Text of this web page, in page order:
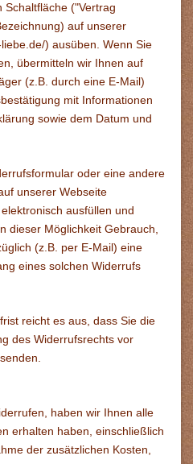
("Vertrag
auf unserer
) ausüben. Wenn Sie
übermitteln wir Ihnen auf
(z.B. durch eine E-Mail)
mit Informationen
sowie dem Datum und
oder eine andere
unserer Webseite
ausfüllen und
dieser Möglichkeit Gebrauch,
(z.B. per E-Mail) eine
eines solchen Widerrufs
reicht es aus, dass Sie die
des Widerrufsrechts vor
haben wir Ihnen alle
erhalten haben, einschließlich
der zusätzlichen Kosten,